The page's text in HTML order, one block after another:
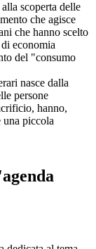
scoperta delle
che agisce
che hanno scelto
economia
del "consumo
nasce dalla
persone
hanno,
una piccola